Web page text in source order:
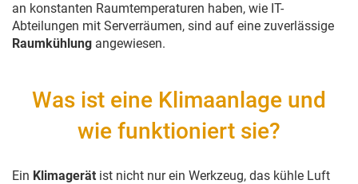
an konstanten Raumtemperaturen haben, wie IT-
Abteilungen mit Serverräumen, sind auf eine zuverlässige
Raumkühlung angewiesen.
Was ist eine Klimaanlage und
wie funktioniert sie?
Ein Klimagerät ist nicht nur ein Werkzeug, das kühle Luft